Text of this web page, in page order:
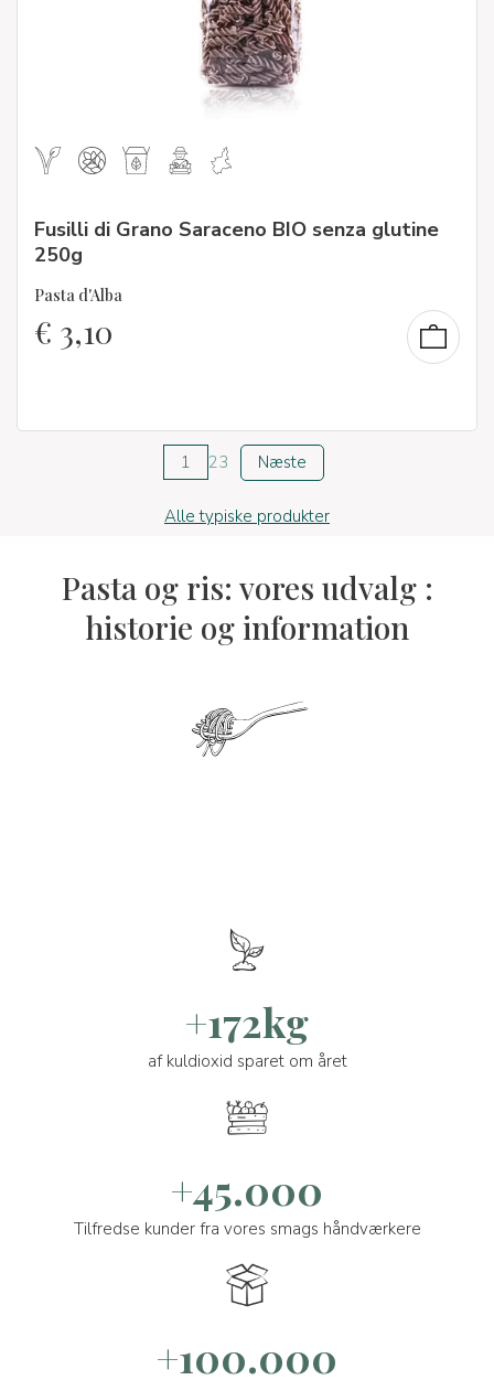
Fusilli di Grano Saraceno BIO senza glutine
250g
Pasta d'Alba
€ 3,10
1 23 Næste
Alle typiske produkter
Pasta og ris: vores udvalg :
historie og information
+172kg
af kuldioxid sparet om året
+45.000
Tilfredse kunder fra vores smags håndværkere
+100.000